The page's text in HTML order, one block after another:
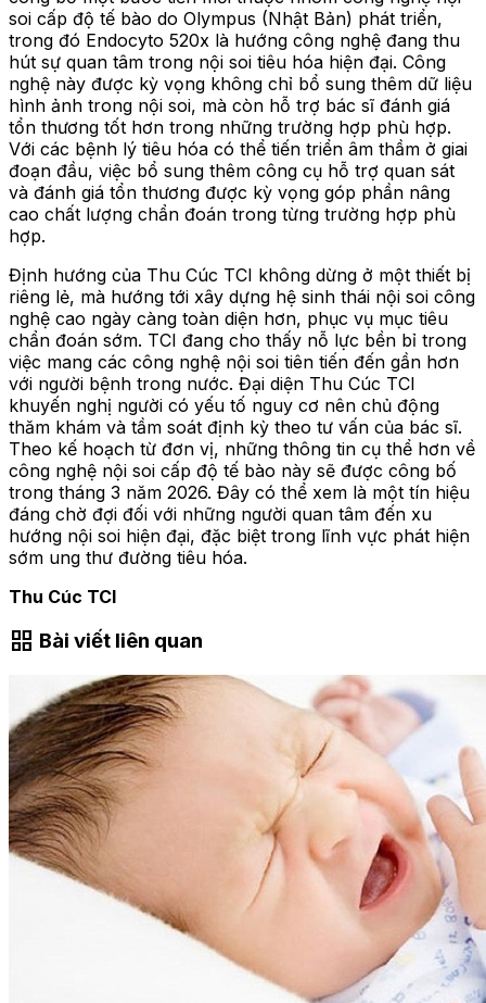
soi cấp độ tế bào do Olympus (Nhật Bản) phát triển,
trong đó Endocyto 520x là hướng công nghệ đang thu
hút sự quan tâm trong nội soi tiêu hóa hiện đại. Công
nghệ này được kỳ vọng không chỉ bổ sung thêm dữ liệu
hình ảnh trong nội soi, mà còn hỗ trợ bác sĩ đánh giá
tổn thương tốt hơn trong những trường hợp phù hợp.
Với các bệnh lý tiêu hóa có thể tiến triển âm thầm ở giai
đoạn đầu, việc bổ sung thêm công cụ hỗ trợ quan sát
và đánh giá tổn thương được kỳ vọng góp phần nâng
cao chất lượng chẩn đoán trong từng trường hợp phù
hợp.
Định hướng của Thu Cúc TCI không dừng ở một thiết bị
riêng lẻ, mà hướng tới xây dựng hệ sinh thái nội soi công
nghệ cao ngày càng toàn diện hơn, phục vụ mục tiêu
chẩn đoán sớm. TCI đang cho thấy nỗ lực bền bỉ trong
việc mang các công nghệ nội soi tiên tiến đến gần hơn
với người bệnh trong nước. Đại diện Thu Cúc TCI
khuyến nghị người có yếu tố nguy cơ nên chủ động
thăm khám và tầm soát định kỳ theo tư vấn của bác sĩ.
Theo kế hoạch từ đơn vị, những thông tin cụ thể hơn về
công nghệ nội soi cấp độ tế bào này sẽ được công bố
trong tháng 3 năm 2026. Đây có thể xem là một tín hiệu
đáng chờ đợi đối với những người quan tâm đến xu
hướng nội soi hiện đại, đặc biệt trong lĩnh vực phát hiện
sớm ung thư đường tiêu hóa.
Thu Cúc TCI
grid_view Bài viết liên quan